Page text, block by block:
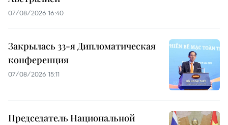
07/08/2026 16:40
Закрылась 33-я Дипломатическая
конференция
07/08/2026 15:11
Председатель Национальной